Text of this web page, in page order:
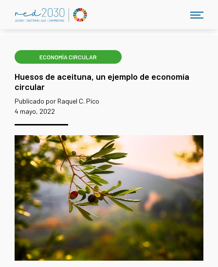
ECONOMÍA CIRCULAR
Huesos de aceituna, un ejemplo de economía
circular
Publicado por Raquel C. Pico
4 mayo, 2022